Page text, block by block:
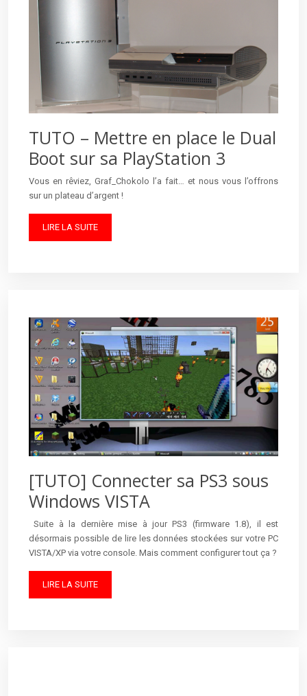
TUTO – Mettre en place le Dual
Boot sur sa PlayStation 3
Vous en rêviez, Graf_Chokolo l’a fait… et nous vous l’offrons
sur un plateau d’argent !
LIRE LA SUITE
[TUTO] Connecter sa PS3 sous
Windows VISTA
Suite à la dernière mise à jour PS3 (firmware 1.8), il est
désormais possible de lire les données stockées sur votre PC
VISTA/XP via votre console. Mais comment configurer tout ça ?
LIRE LA SUITE